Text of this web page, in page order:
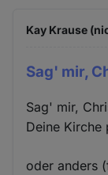
Kay Krause
Sag' mir,
Sag' mir,
Deine Kirche
oder anders